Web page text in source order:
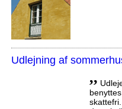
Udlejning af
,,